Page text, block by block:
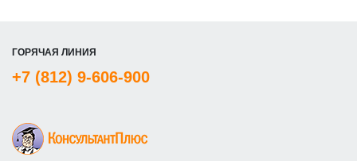
ГОРЯЧАЯ ЛИНИЯ
+7 (812) 9-606-900